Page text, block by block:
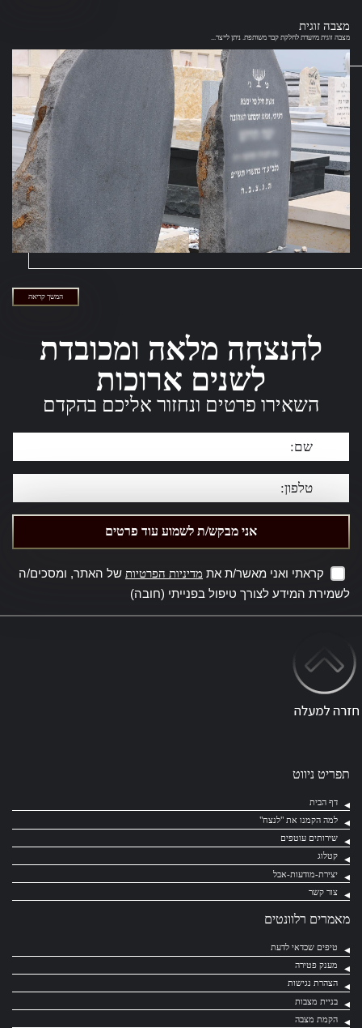
מצבה זוגית
מצבה זוגית מיועדת לחלקת קבר משותפת. ניתן לייצר...
המשך קריאה
להנצחה מלאה ומכובדת
לשנים ארוכות
השאירו פרטים ונחזור אליכם בהקדם
קראתי ואני מאשר/ת את מדיניות הפרטיות של האתר, ומסכים/ה
לשמירת המידע לצורך טיפול בפנייתי (חובה)
תפריט ניווט
דף הבית
למה הקמנו את "לנצח"
שירותים עוטפים
קטלוג
יצירת-מודעות-אבל
צור קשר
מאמרים רלוונטים
טיפים שכדאי לדעת
מענק פטירה
הצהרת נגישות
בניית מצבות
הקמת מצבה